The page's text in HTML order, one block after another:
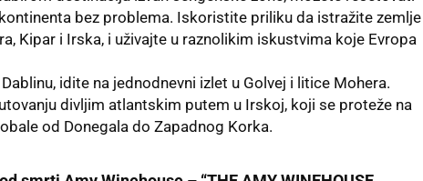
bez problema. Iskoristite priliku da istražite zemlje
Kipar i Irska, i uživajte u raznolikim iskustvima koje Evropa
idite na jednodnevni izlet u Golvej i litice Mohera.
divljim atlantskim putem u Irskoj, koji se proteže na
od Donegala do Zapadnog Korka.